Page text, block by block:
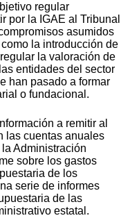
regular
por la IGAE al Tribunal
asumidos
la introducción de
la valoración de
entidades del sector
han pasado a formar
o fundacional.
a remitir al
las cuentas anuales
Administración
sobre los gastos
de los
serie de informes
de las
estatal.